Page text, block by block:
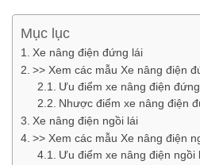
Mục lục
Xe nâng điện đứng lái
>> Xem các mẫu Xe nâng điện
Ưu điểm xe nâng điện
Nhược điểm xe nâng điện
Xe nâng điện ngồi lái
>> Xem các mẫu Xe nâng điện
Ưu điểm xe nâng điện ngồi